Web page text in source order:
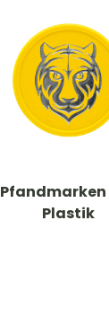
Pfandmarken
Plastik